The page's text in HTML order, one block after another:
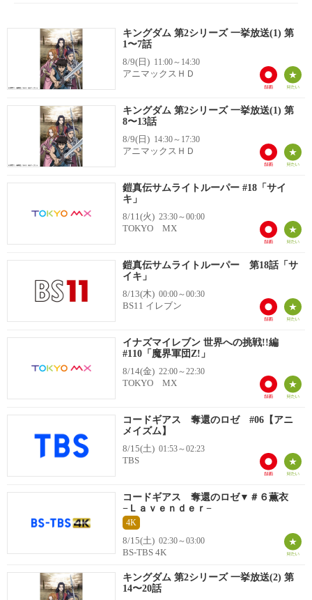
キングダム 第2シリーズ 一挙放送(1) 第
1〜7話
8/9(日) 11:00～14:30
アニマックスＨＤ
キングダム 第2シリーズ 一挙放送(1) 第
8〜13話
8/9(日) 14:30～17:30
アニマックスＨＤ
鎧真伝サムライトルーパー #18「サイ
キ」
8/11(火) 23:30～00:00
TOKYO MX
鎧真伝サムライトルーパー 第18話「サ
イキ」
8/13(木) 00:00～00:30
BS11 イレブン
イナズマイレブン 世界への挑戦!!編
#110「魔界軍団Z!」
8/14(金) 22:00～22:30
TOKYO MX
コードギアス 奪還のロゼ #06【アニ
メイズム】
8/15(土) 01:53～02:23
TBS
コードギアス 奪還のロゼ▼＃６薫衣
−Ｌａｖｅｎｄｅｒ−
4K
8/15(土) 02:30～03:00
BS-TBS 4K
キングダム 第2シリーズ 一挙放送(2) 第
14〜20話